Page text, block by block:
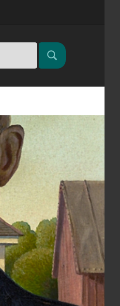
Rechercher